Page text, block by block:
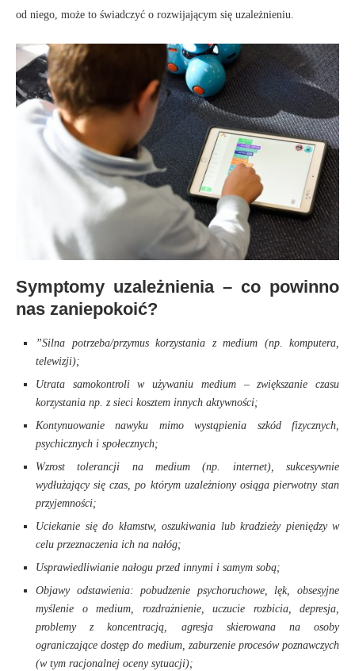
od niego, może to świadczyć o rozwijającym się uzależnieniu.
Symptomy uzależnienia – co powinno
nas zaniepokoić?
”Silna potrzeba/przymus korzystania z medium (np. komputera,
telewizji);
Utrata samokontroli w używaniu medium – zwiększanie czasu
korzystania np. z sieci kosztem innych aktywności;
Kontynuowanie nawyku mimo wystąpienia szkód fizycznych,
psychicznych i społecznych;
Wzrost tolerancji na medium (np. internet), sukcesywnie
wydłużający się czas, po którym uzależniony osiąga pierwotny stan
przyjemności;
Uciekanie się do kłamstw, oszukiwania lub kradzieży pieniędzy w
celu przeznaczenia ich na nałóg;
Usprawiedliwianie nałogu przed innymi i samym sobą;
Objawy odstawienia: pobudzenie psychoruchowe, lęk, obsesyjne
myślenie o medium, rozdrażnienie, uczucie rozbicia, depresja,
problemy z koncentracją, agresja skierowana na osoby
ograniczające dostęp do medium, zaburzenie procesów poznawczych
(w tym racjonalnej oceny sytuacji);